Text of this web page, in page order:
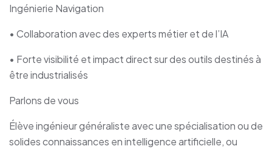
Ingénierie Navigation
• Collaboration avec des experts métier et de l’IA
• Forte visibilité et impact direct sur des outils destinés à
être industrialisés
Parlons de vous
Élève ingénieur généraliste avec une spécialisation ou de
solides connaissances en intelligence artificielle, ou